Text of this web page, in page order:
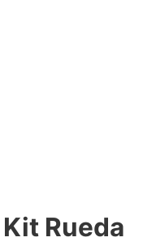
Rueda